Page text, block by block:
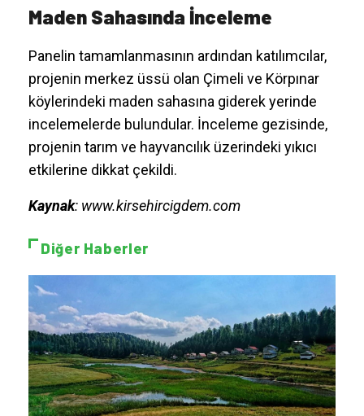
Maden Sahasında İnceleme
Panelin tamamlanmasının ardından katılımcılar,
projenin merkez üssü olan Çimeli ve Körpınar
köylerindeki maden sahasına giderek yerinde
incelemelerde bulundular. İnceleme gezisinde,
projenin tarım ve hayvancılık üzerindeki yıkıcı
etkilerine dikkat çekildi.
Kaynak: www.kirsehircigdem.com
Diğer Haberler